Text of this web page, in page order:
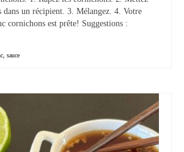
Pancakes
Confitures
dans un récipient. 3. Mélangez. 4. Votre
cornichons est prête! Suggestions :
sauce